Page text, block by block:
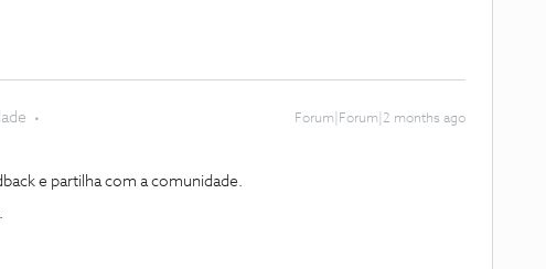
Forum|Forum|2 months ago
e partilha com a comunidade.